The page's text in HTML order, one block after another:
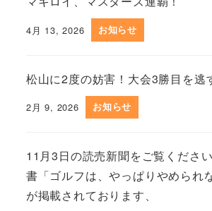
4月 13, 2026 お知らせ
松山に2度の妨害！大会3勝目を逃
2月 9, 2026 お知らせ
11月3日の読売新聞をご覧くださ
書「ゴルフは、やっぱりやめられ
が掲載されております、